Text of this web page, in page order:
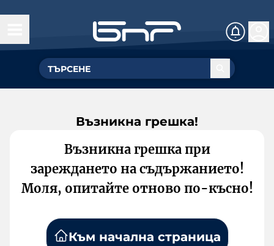
Възникна грешка!
Възникна грешка при
зареждането на съдържанието!
Моля, опитайте отново по-късно!
Към начална страница